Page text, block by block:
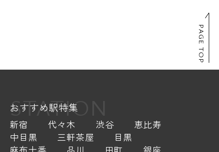
PAGE TOP
STATION
おすすめ駅特集
新宿 代々木 渋谷
恵比寿
中目黒
三軒茶屋
目黒